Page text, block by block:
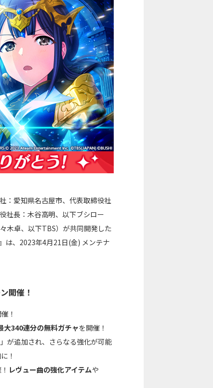
：愛知県名古屋市、代表取締役社
社長：木谷高明、以下ブシロー
木卓、以下TBS）が共同開発した
は、2023年4月21日(金) メンテナ
開催！
！
大340連分の無料ガチャを開催！
が追加され、さらなる強化が可能
！
レヴュー曲の強化アイテムや